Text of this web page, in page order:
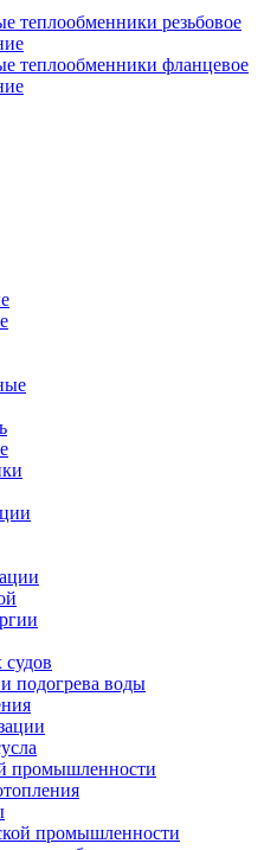
теплообменники резьбовое
теплообменники фланцевое
подогрева воды
промышленности
промышленности